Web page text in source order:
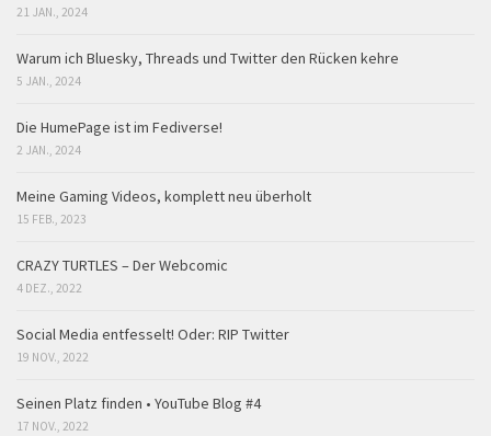
21 JAN., 2024
Warum ich Bluesky, Threads und Twitter den Rücken kehre
5 JAN., 2024
Die HumePage ist im Fediverse!
2 JAN., 2024
Meine Gaming Videos, komplett neu überholt
15 FEB., 2023
CRAZY TURTLES – Der Webcomic
4 DEZ., 2022
Social Media entfesselt! Oder: RIP Twitter
19 NOV., 2022
Seinen Platz finden • YouTube Blog #4
17 NOV., 2022